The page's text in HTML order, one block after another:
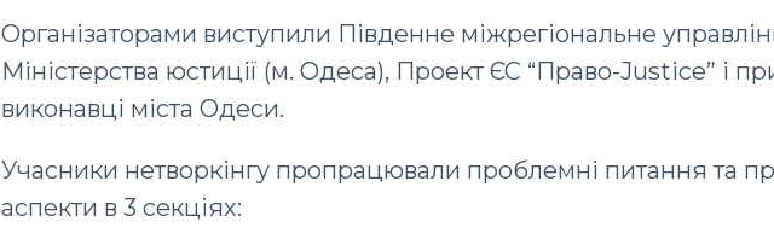
Організаторами виступили Південне міжрегіональне
Міністерства юстиції (м. Одеса), Проект ЄС “Право-Justice” і
виконавці міста Одеси.
Учасники нетворкінгу пропрацювали проблемні питання та
аспекти в 3 секціях: